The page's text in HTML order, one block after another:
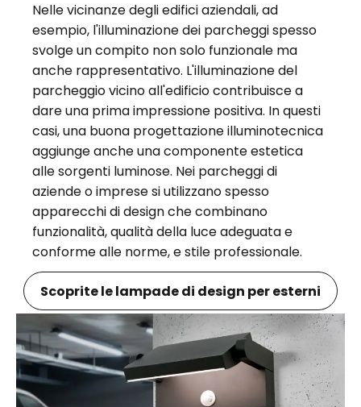
Nelle vicinanze degli edifici aziendali, ad
esempio, l'illuminazione dei parcheggi spesso
svolge un compito non solo funzionale ma
anche rappresentativo. L'illuminazione del
parcheggio vicino all'edificio contribuisce a
dare una prima impressione positiva. In questi
casi, una buona progettazione illuminotecnica
aggiunge anche una componente estetica
alle sorgenti luminose. Nei parcheggi di
aziende o imprese si utilizzano spesso
apparecchi di design che combinano
funzionalità, qualità della luce adeguata e
conforme alle norme, e stile professionale.
Scoprite le lampade di design per esterni